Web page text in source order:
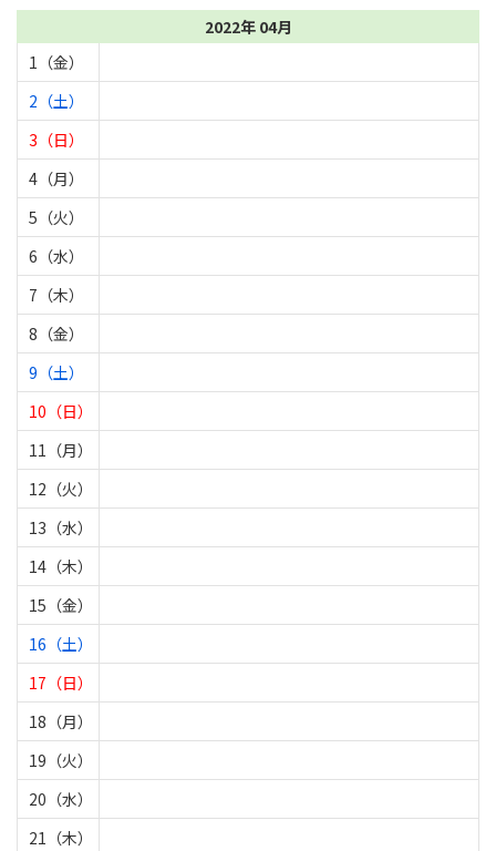
2022年 04月
1（金）
2（土）
3（日）
4（月）
5（火）
6（水）
7（木）
8（金）
9（土）
10（日）
11（月）
12（火）
13（水）
14（木）
15（金）
16（土）
17（日）
18（月）
19（火）
20（水）
21（木）